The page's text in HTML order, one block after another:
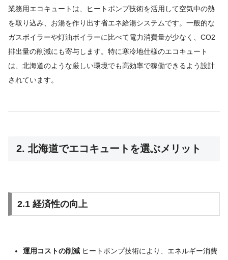
業務用エコキュートは、ヒートポンプ技術を活用して空気中の熱
を取り込み、お湯を作り出す省エネ給湯システムです。一般的な
ガスボイラーや灯油ボイラーに比べて電力消費量が少なく、CO2
排出量の削減にも寄与します。特に寒冷地仕様のエコキュート
は、北海道のような厳しい環境でも高効率で稼働できるよう設計
されています。
2. 北海道でエコキュートを選ぶメリット
2.1 経済性の向上
運用コストの削減ヒートポンプ技術により、エネルギー消費